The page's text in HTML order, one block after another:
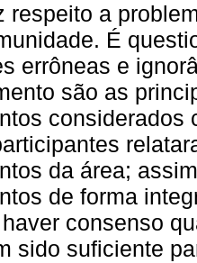
respeito a
É
errôneas e
são as
considerados
da área;
de forma
consenso
sido suficiente